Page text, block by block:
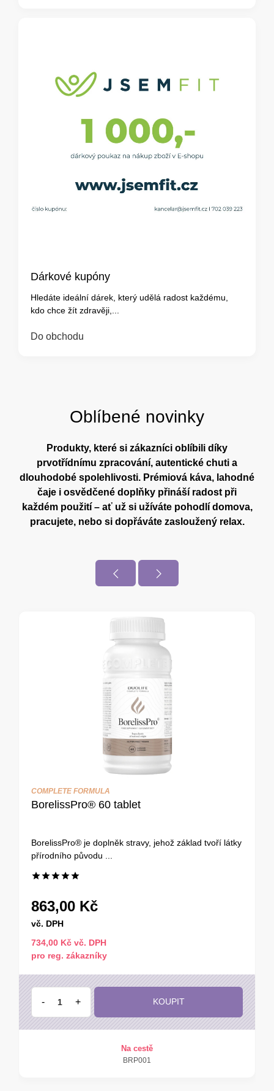
Dárkové kupóny
Hledáte ideální dárek, který udělá radost každému,
kdo chce žít zdravěji,...
Do obchodu
Oblíbené novinky
Produkty, které si zákazníci oblíbili díky
prvotřídnímu zpracování, autentické chuti a
dlouhodobé spolehlivosti. Prémiová káva, lahodné
čaje i osvědčené doplňky přináší radost při
každém použití – ať už si užíváte pohodlí domova,
pracujete, nebo si dopřáváte zasloužený relax.
LIQUID FORMULA
DUOLIFE RegenOil Liquid Gold® 250ml
DuoLife REGENOIL LIQUID GOLD® je 100% přírodní
doplněk stravy na bázi 13 ...
1.086,00 Kč
vč. DPH
923,00 Kč vč. DPH
pro reg. zákazníky
- + KOUPIT
Skladem
DLFROLG001